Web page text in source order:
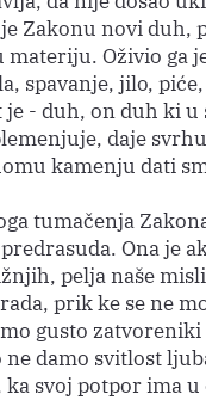
Zakonu novi duh,
Oživio ga
spavanje, jilo,
- duh, on duh ki u
daje
kamenju dati
tumačenja
Ona je
pelja naše
prik ke se ne
gusto
damo svitlost
svoj potpor ima